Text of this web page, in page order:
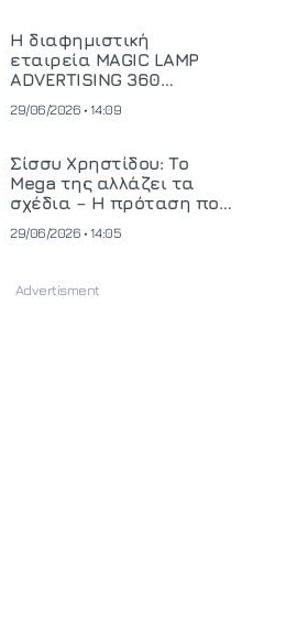
Η διαφημιστική
εταιρεία MAGIC LAMP
ADVERTISING 360
κινηματογραφική
και ανεβάζει τον πήχη
στην παραγωγή
οπτικοακουστικού
περιεχομένου
29/06/2026 • 14:09
Σίσσυ Χρηστίδου: Το
Mega της αλλάζει τα
σχέδια – Η πρόταση που
29/06/2026 • 14:05